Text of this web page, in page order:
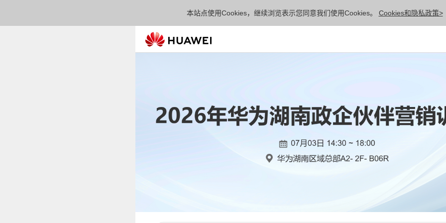
本站点使用Cookies，继续浏览表示您同意我们使用Cookies。 Cookies和隐私政策>